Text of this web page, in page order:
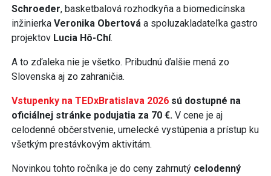
Schroeder, basketbalová rozhodkyňa a biomedicínska
inžinierka Veronika Obertová a spoluzakladateľka gastro
projektov Lucia Hô-Chí.
A to zďaleka nie je všetko. Pribudnú ďalšie mená zo
Slovenska aj zo zahraničia.
Vstupenky na TEDxBratislava 2026 sú dostupné na
oficiálnej stránke podujatia za 70 €. V cene je aj
celodenné občerstvenie, umelecké vystúpenia a prístup ku
všetkým prestávkovým aktivitám.
Novinkou tohto ročníka je do ceny zahrnutý celodenný